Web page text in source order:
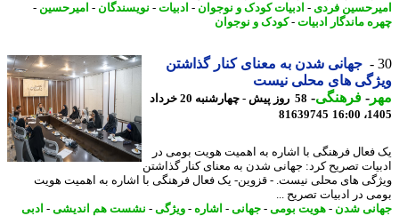
فردی-ادبیات کودک و نوجوان- ادبیات-نویسندگان-امیرحسین-
ماندگار ادبیات-کودک و نوجوان
جهانی شدن به معنای کنار گذاشتن
های محلی نیست
-فرهنگی-
58 روز پیش - چهارشنبه 20 خرداد
81639745
فرهنگی با اشاره به اهمیت هویت بومی در
تصریح کرد: جهانی شدن به معنای کنار گذاشتن
های محلی نیست. - قزوین- یک فعال فرهنگی با اشاره به اهمیت هویت
در ادبیات تصریح ...
شدن-هویت بومی-جهانی-اشاره-ویژگی-نشست هم اندیشی-ادبی